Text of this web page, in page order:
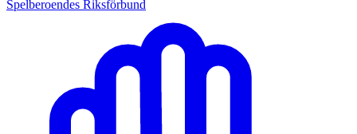
Spelberoendes Riksförbund